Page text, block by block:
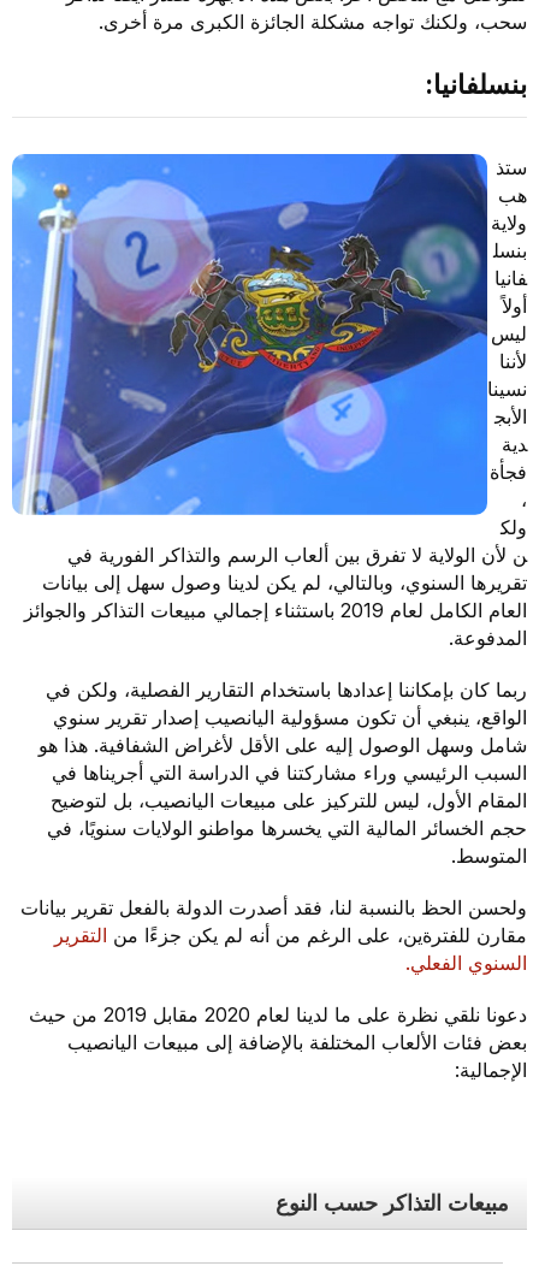
سحب، ولكنك تواجه مشكلة الجائزة الكبرى مرة أخرى.
بنسلفانيا:
ستذ
هب
ولاية
بنسل
فانيا
أولاً
ليس
لأننا
نسينا
الأبج
دية
فجأة
ولك
ن لأن الولاية لا تفرق بين ألعاب الرسم والتذاكر الفورية في
تقريرها السنوي، وبالتالي، لم يكن لدينا وصول سهل إلى بيانات
العام الكامل لعام 2019 باستثناء إجمالي مبيعات التذاكر والجوائز
المدفوعة.
ربما كان بإمكاننا إعدادها باستخدام التقارير الفصلية، ولكن في
الواقع، ينبغي أن تكون مسؤولية اليانصيب إصدار تقرير سنوي
شامل وسهل الوصول إليه على الأقل لأغراض الشفافية. هذا هو
السبب الرئيسي وراء مشاركتنا في الدراسة التي أجريناها في
المقام الأول، ليس للتركيز على مبيعات اليانصيب، بل لتوضيح
حجم الخسائر المالية التي يخسرها مواطنو الولايات سنويًا، في
المتوسط.
ولحسن الحظ بالنسبة لنا، فقد أصدرت الدولة بالفعل تقرير بيانات
مقارن للفترةين، على الرغم من أنه لم يكن جزءًا منالتقرير
السنوي الفعلي.
دعونا نلقي نظرة على ما لدينا لعام 2020 مقابل 2019 من حيث
بعض فئات الألعاب المختلفة بالإضافة إلى مبيعات اليانصيب
الإجمالية:
مبيعات التذاكر حسب النوع